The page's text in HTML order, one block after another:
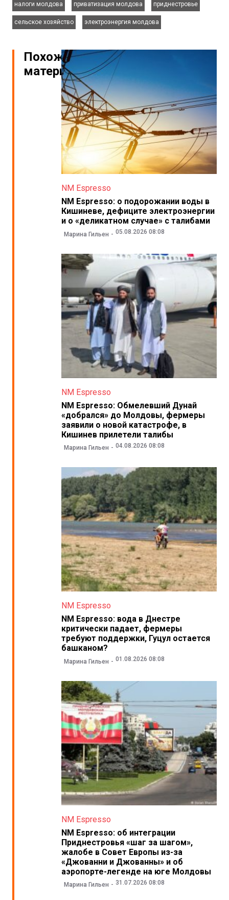
налоги молдова
приватизация молдова
приднестровье
сельское хозяйство
электроэнергия молдова
Похожие
материалы
NM Espresso
NM Espresso: о подорожании воды в
Кишиневе, дефиците электроэнергии
и о «деликатном случае» с талибами
Марина Гильен 05.08.2026 08:08
NM Espresso
NM Espresso: Обмелевший Дунай
«добрался» до Молдовы, фермеры
заявили о новой катастрофе, в
Кишинев прилетели талибы
Марина Гильен 04.08.2026 08:08
NM Espresso
NM Espresso: вода в Днестре
критически падает, фермеры
требуют поддержки, Гуцул остается
башканом?
Марина Гильен 01.08.2026 08:08
NM Espresso
NM Espresso: об интеграции
Приднестровья «шаг за шагом»,
жалобе в Совет Европы из-за
«Джованни и Джованны» и об
аэропорте-легенде на юге Молдовы
Марина Гильен 31.07.2026 08:08